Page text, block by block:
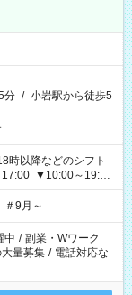
分 / 小岩駅から徒歩5
時以降などのシフト
9月～
中 / 副業・Wワーク
量募集 / 電話対応な